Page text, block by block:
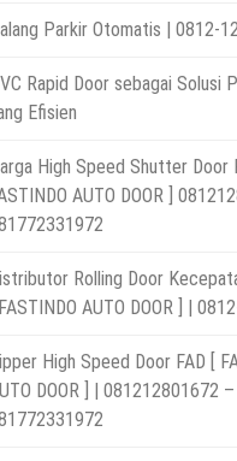
Parkir Otomatis | 0812-
Rapid Door sebagai Solusi
Efisien
High Speed Shutter Door
AUTO DOOR ]
Rolling Door
[ FASTINDO AUTO DOOR ] |
High Speed Door FAD [
DOOR ] | 081212801672 –